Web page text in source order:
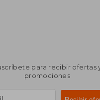
para recibir ofertas
promociones